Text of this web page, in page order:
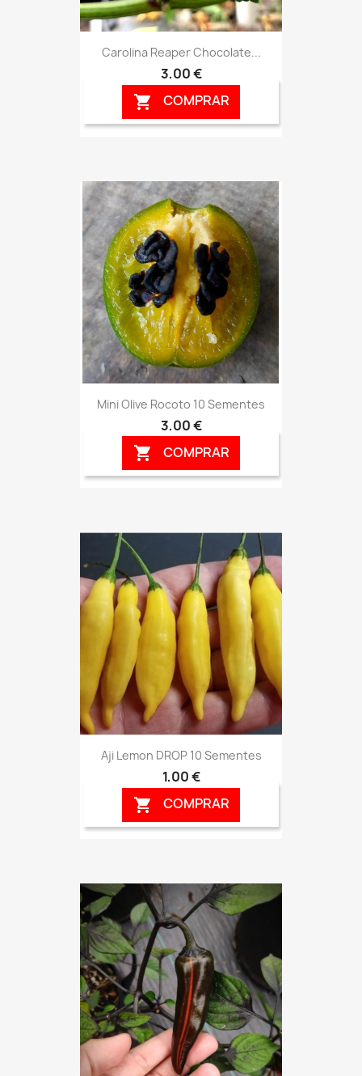
Carolina Reaper Chocolate...
3,00 €
 COMPRAR
Mini Olive Rocoto 10 Sementes
3,00 €
 COMPRAR
Aji Lemon DROP 10 Sementes
1,00 €
 COMPRAR